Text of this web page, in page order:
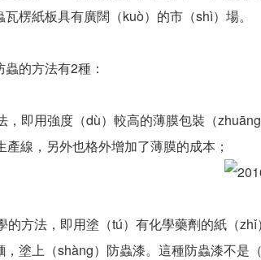
楞紙板具有廣闊（kuò）的市（shì）場。
的方法有2種：
即用強度（dù）較高的薄膜包裝（
產線，另外也格外增加了薄膜的成本；
方法，即用塗（tú）有化學藥劑的紙（zhǐ
，塗上（shàng）防蟲漆。這種防蟲漆不是